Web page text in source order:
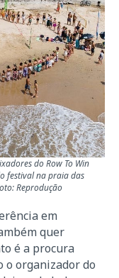
do Row To Win
festival na praia das
Reprodução
em
quer
é a procura
o organizador do